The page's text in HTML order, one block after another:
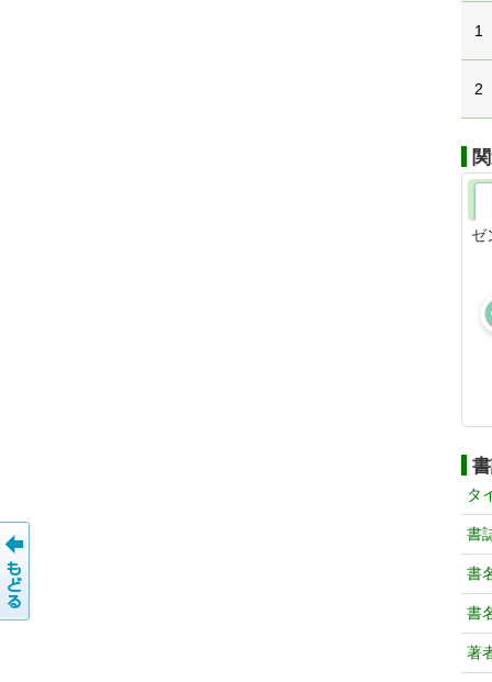
1
2
ゼ
タ
書
書
書
著